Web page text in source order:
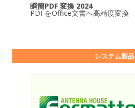
瞬簡PDF 変換 2024
PDFをOffice文書へ高精度変換
システム製品